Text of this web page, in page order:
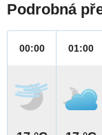
Podrobná
00:00 01:00